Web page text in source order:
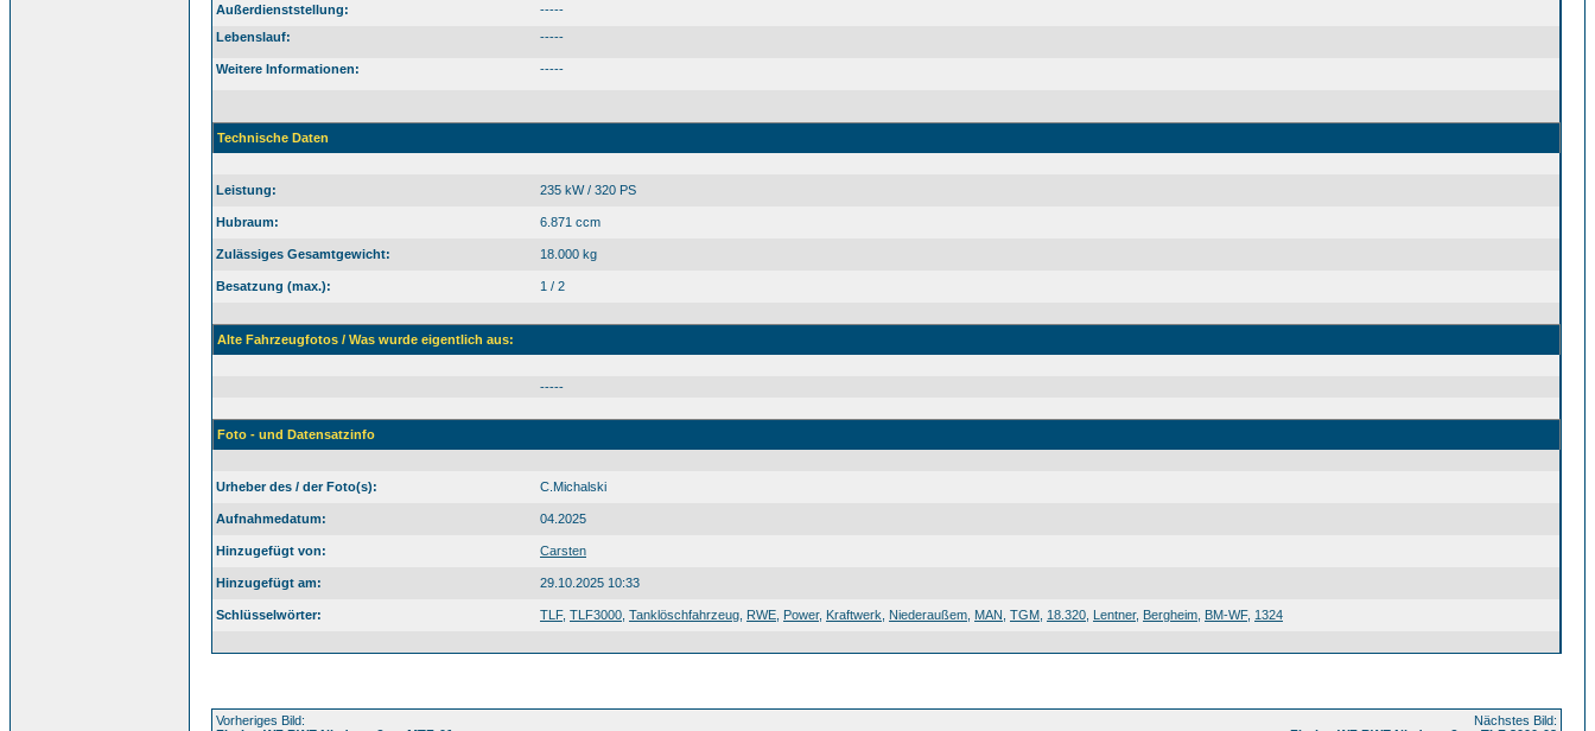
Außerdienststellung:
-----
Lebenslauf:
-----
Weitere Informationen: -----
Technische Daten
Leistung: 235 kW / 320 PS
Hubraum: 6.871 ccm
Zulässiges Gesamtgewicht: 18.000 kg
Besatzung (max.): 1 / 2
Alte Fahrzeugfotos / Was wurde eigentlich aus:
-----
Foto - und Datensatzinfo
Urheber des / der Foto(s): C.Michalski
Aufnahmedatum: 04.2025
Hinzugefügt von: Carsten
Hinzugefügt am: 29.10.2025 10:33
Schlüsselwörter: TLF, TLF3000 Tanklöschfahrzeug RWE Power, Kraftwerk Niederaußem MAN TGM 18.320 Lentner, Bergheim BM-WF, 1324
Vorheriges Bild:
Nächstes Bild: